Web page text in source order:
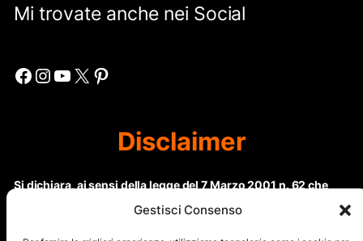
Gestisci Consenso
Mi trovate anche nei Social
Facebook Instagram YouTube X Pinterest
Disclaimer
Si dichiara, ai sensi della legge del 7 Marzo 2001 n. 62 che
questo sito non rientra nella categoria di “Informazione